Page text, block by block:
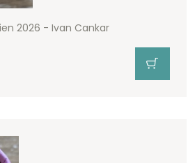
2026 - Ivan Cankar